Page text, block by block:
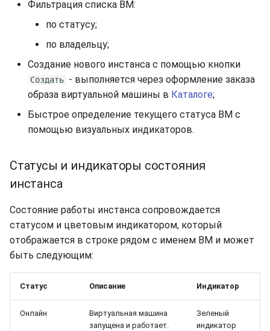
Фильтрация списка ВМ:
по статусу;
по владельцу;
Создание нового инстанса с помощью кнопки
Создать - выполняется через оформление заказа
образа виртуальной машины в Каталоге;
Быстрое определение текущего статуса ВМ с
помощью визуальных индикаторов.
Статусы и индикаторы состояния
инстанса
Состояние работы инстанса сопровождается
статусом и цветовым индикатором, который
отображается в строке рядом с именем ВМ и может
быть следующим:
Статус Описание Индикатор
Онлайн
Виртуальная машина
запущена и работает.
Зеленый
индикатор